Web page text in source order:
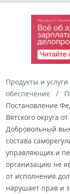
Продукты и услуги
обеспечение
Постановление
Вятского округа
Добровольный
состава
управляющих и
организацию не
от исполнения
нарушает прав и